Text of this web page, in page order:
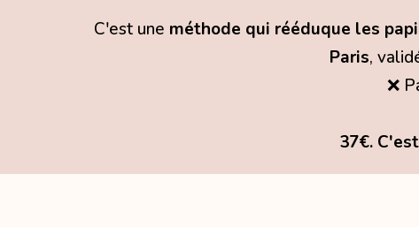
C'est une méthode qui rééduque les
Paris,
❌
37€.